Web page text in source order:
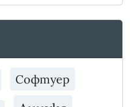
Софтуер